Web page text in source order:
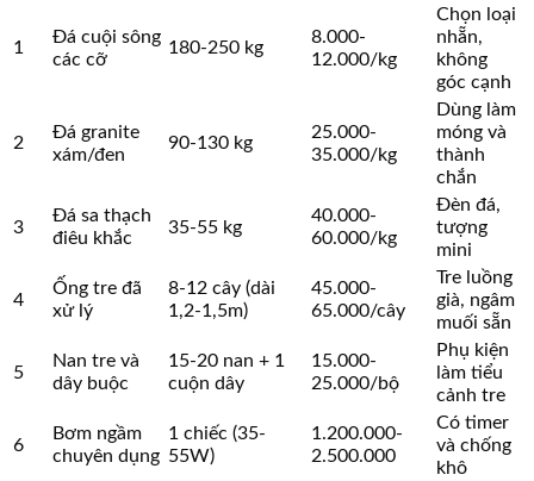
1
Đá cuội sông
các cỡ
180-250 kg
8.000-
12.000/kg
Chọn loại
nhẵn,
không
góc cạnh
2
Đá granite
xám/đen
90-130 kg
25.000-
35.000/kg
Dùng làm
móng và
thành
chắn
3
Đá sa thạch
điêu khắc
35-55 kg
40.000-
60.000/kg
Đèn đá,
tượng
mini
4
Ống tre đã
xử lý
8-12 cây (dài
1,2-1,5m)
45.000-
65.000/cây
Tre luồng
già, ngâm
muối sẵn
5
Nan tre và
dây buộc
15-20 nan + 1
cuộn dây
15.000-
25.000/bộ
Phụ kiện
làm tiểu
cảnh tre
6
Bơm ngầm
chuyên dụng
1 chiếc (35-
55W)
1.200.000-
2.500.000
Có timer
và chống
khô